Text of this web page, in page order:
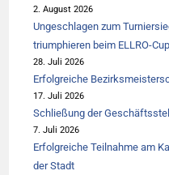
2. August 2026
Ungeschlagen zum
triumphieren beim ELLRO-
28. Juli 2026
Erfolgreiche
17. Juli 2026
Schließung der
7. Juli 2026
Erfolgreiche Teilnahme am
der Stadt